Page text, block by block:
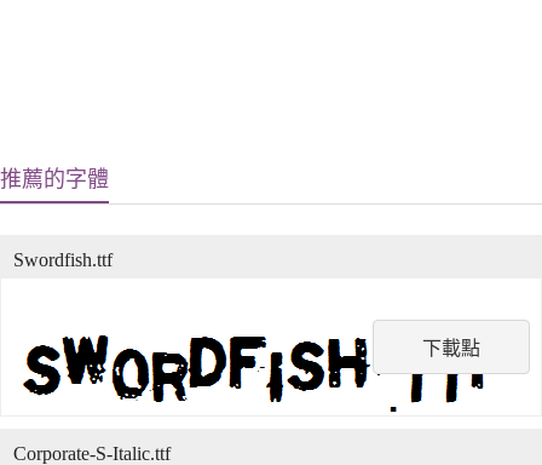
推薦的字體
下載點
Swordfish.ttf
Corporate-S-Italic.ttf